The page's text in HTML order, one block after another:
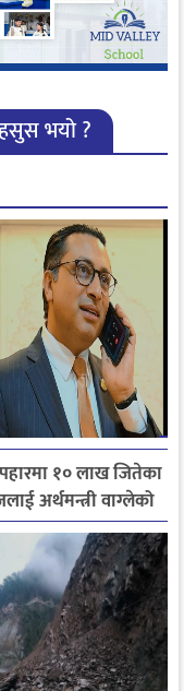
भयो ?
१० लाख जितेका
अर्थमन्त्री वाग्लेको
रुपन्देहीकी सपनाले
जितिन् एक लाख